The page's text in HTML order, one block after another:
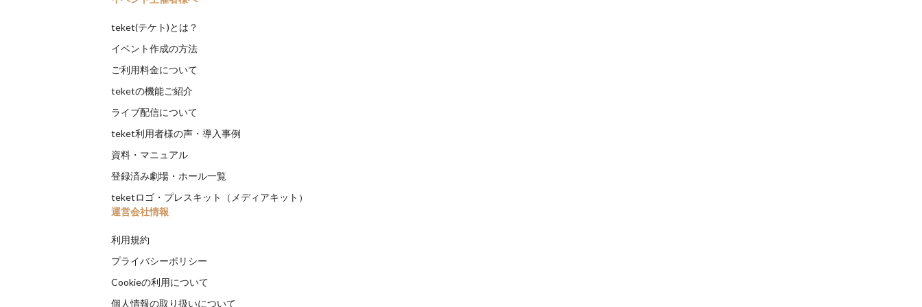
teket(テケト)とは？
イベント作成の方法
ご利用料金について
teketの機能ご紹介
ライブ配信について
teket利用者様の声・導入事例
資料・マニュアル
登録済み劇場・ホール一覧
teketロゴ・プレスキット（メディアキット）
運営会社情報
利用規約
プライバシーポリシー
Cookieの利用について
個人情報の取り扱いについて